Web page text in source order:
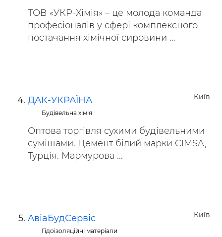
ТОВ «УКР-Хімія» – це молода команда
професіоналів у сфері комплексного
постачання хімічної сировини ...
Київ
ДАК-УКРАЇНА
Будівельна хімія
Оптова торгівля сухими будівельними
сумішами. Цемент білий марки CIMSA,
Турція. Мармурова ...
Київ
АвіаБудСервіс
Гідоізоляційні матеріали